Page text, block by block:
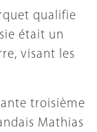
qualifie
était un
visant les
troisième
Mathias